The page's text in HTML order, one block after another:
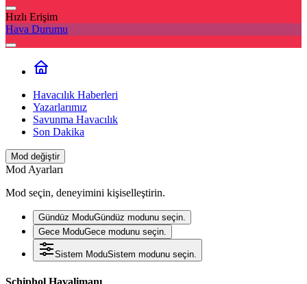
Hızlı Erişim
Hava Durumu
Havacılık Haberleri
Yazarlarımız
Savunma Havacılık
Son Dakika
Mod değiştir
Mod Ayarları
Mod seçin, deneyimini kişiselleştirin.
Gündüz ModuGündüz modunu seçin.
Gece ModuGece modunu seçin.
Sistem ModuSistem modunu seçin.